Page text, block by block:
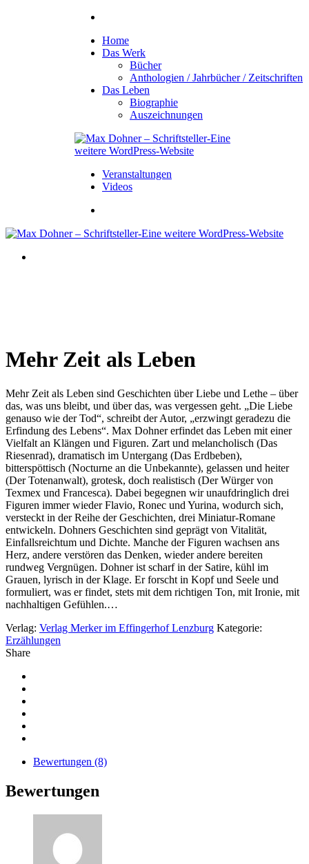
Home
Das Werk
Bücher
Anthologien / Jahrbücher / Zeitschriften
Das Leben
Biographie
Auszeichnungen
Veranstaltungen
Videos
Mehr Zeit als Leben
Mehr Zeit als Leben sind Geschichten über Liebe und Lethe – über
das, was uns bleibt, und über das, was vergessen geht. „Die Liebe
genauso wie der Tod“, schreibt der Autor, „erzwingt geradezu die
Erfindung des Lebens“. Max Dohner erfindet das Leben mit einer
Vielfalt an Klängen und Figuren. Zart und melancholisch (Das
Riesenrad), dramatisch im Untergang (Das Erdbeben),
bitterspöttisch (Nocturne an die Unbekannte), gelassen und heiter
(Der Totenanwalt), grotesk, doch realistisch (Der Würger von
Texmex und Francesca). Dabei begegnen wir unaufdringlich drei
Figuren immer wieder Flavio, Ronec und Yurina, wodurch sich,
versteckt in der Reihe der Geschichten, drei Miniatur-Romane
entwickeln. Dohners Geschichten sind geprägt von Vitalität,
Einfallsreichtum und Dichte. Manche der Figuren wachsen ans
Herz, andere verstören das Denken, wieder andere bereiten
rundweg Vergnügen. Dohner ist scharf in der Satire, kühl im
Grauen, lyrisch in der Klage. Er forscht in Kopf und Seele und
formuliert, was er findet, stets mit dem richtigen Ton, mit Ironie, mit
nachhaltigen Gefühlen.…
Verlag: Verlag Merker im Effingerhof Lenzburg Kategorie:
Erzählungen
Share
Bewertungen (8)
Bewertungen